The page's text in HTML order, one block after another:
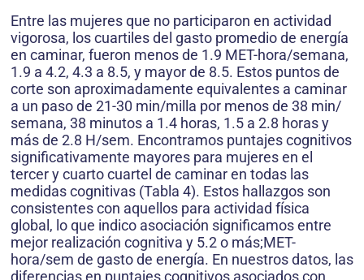
Entre las mujeres que no participaron en actividad
vigorosa, los cuartiles del gasto promedio de energía
en caminar, fueron menos de 1.9 MET-hora/semana,
1.9 a 4.2, 4.3 a 8.5, y mayor de 8.5. Estos puntos de
corte son aproximadamente equivalentes a caminar
a un paso de 21-30 min/milla por menos de 38 min/
semana, 38 minutos a 1.4 horas, 1.5 a 2.8 horas y
más de 2.8 H/sem. Encontramos puntajes cognitivos
significativamente mayores para mujeres en el
tercer y cuarto cuartel de caminar en todas las
medidas cognitivas (Tabla 4). Estos hallazgos son
consistentes con aquellos para actividad física
global, lo que indico asociación significamos entre
mejor realización cognitiva y 5.2 o más;MET-
hora/sem de gasto de energía. En nuestros datos, las
diferencias en puntajes cognitivos asociados con